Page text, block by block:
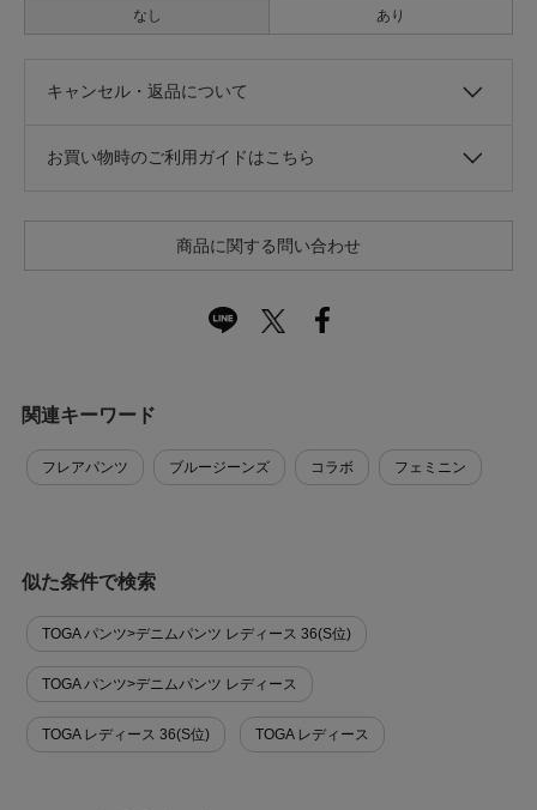
なし あり
キャンセル・返品について
お買い物時のご利用ガイドはこちら
商品に関する問い合わせ
関連キーワード
フレアパンツ ブルージーンズ コラボ フェミニン
似た条件で検索
TOGA パンツ>デニムパンツ レディース 36(S位)
TOGA パンツ>デニムパンツ レディース
TOGA レディース 36(S位) TOGA レディース